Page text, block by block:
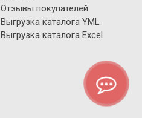
Отзывы покупателей
Выгрузка каталога YML
Выгрузка каталога Excel